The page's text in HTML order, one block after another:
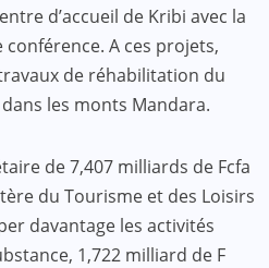
d’accueil de Kribi avec la
A ces projets,
de réhabilitation du
les monts Mandara.
de 7,407 milliards de Fcfa
du Tourisme et des Loisirs
davantage les activités
1,722 milliard de F